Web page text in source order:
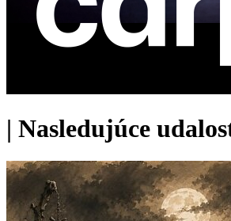
| Nasledujúce